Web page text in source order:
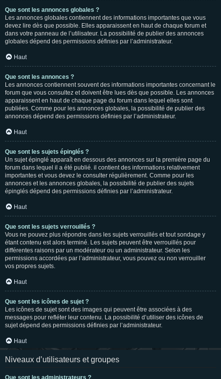
Que sont les annonces globales ?
Les annonces globales contiennent des informations importantes que vous
devez lire dès que possible. Elles apparaissent en haut de chaque forum et
dans votre panneau de l’utilisateur. La possibilité de publier des annonces
globales dépend des permissions définies par l’administrateur.
Haut
Que sont les annonces ?
Les annonces contiennent souvent des informations importantes concernant le
forum que vous consultez et doivent être lues dès que possible. Les annonces
apparaissent en haut de chaque page du forum dans lequel elles sont
publiées. Comme pour les annonces globales, la possibilité de publier des
annonces dépend des permissions définies par l’administrateur.
Haut
Que sont les sujets épinglés ?
Un sujet épinglé apparaît en dessous des annonces sur la première page du
forum dans lequel il a été publié. il contient des informations relativement
importantes et vous devez le consulter régulièrement. Comme pour les
annonces et les annonces globales, la possibilité de publier des sujets
épinglés dépend des permissions définies par l’administrateur.
Haut
Que sont les sujets verrouillés ?
Vous ne pouvez plus répondre dans les sujets verrouillés et tout sondage y
étant contenu est alors terminé. Les sujets peuvent être verrouillés pour
différentes raisons par un modérateur ou un administrateur. Selon les
permissions accordées par l’administrateur, vous pouvez ou non verrouiller
vos propres sujets.
Haut
Que sont les icônes de sujet ?
Les icônes de sujet sont des images qui peuvent être associées à des
messages pour refléter leur contenu. La possibilité d’utiliser des icônes de
sujet dépend des permissions définies par l’administrateur.
Haut
Niveaux d’utilisateurs et groupes
Que sont les administrateurs ?